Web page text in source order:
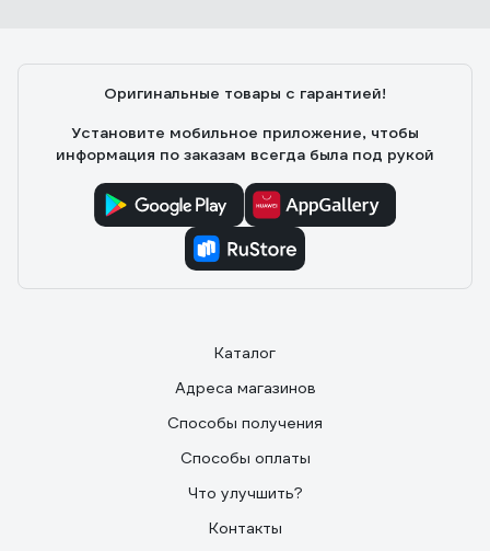
Оригинальные товары с гарантией!
Установите мобильное приложение, чтобы
информация по заказам всегда была под рукой
Каталог
Адреса магазинов
Способы получения
Способы оплаты
Что улучшить?
Контакты